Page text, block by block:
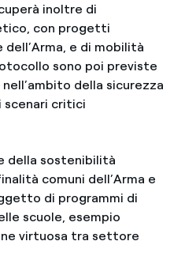
inoltre di
con progetti
e di mobilità
sono poi previste
della sicurezza
scenari critici
della sostenibilità
comuni dell’Arma e
di programmi di
scuole, esempio
virtuosa tra settore